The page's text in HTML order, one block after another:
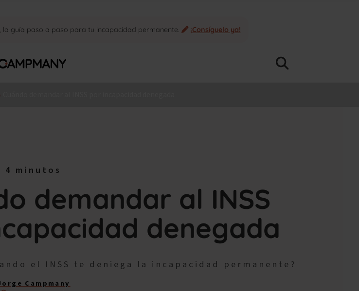
la guía paso a paso para tu incapacidad permanente. ¡Consíguelo ya!
4 minutos
demandar al INSS
denegada
el INSS te deniega la incapacidad permanente?
Campmany